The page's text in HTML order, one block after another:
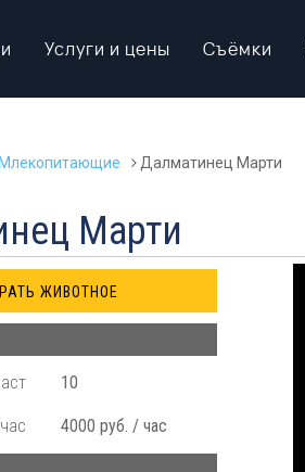
Услуги и цены Съёмки
Млекопитающие Далматинец Марти
Марти
10
4000 руб. / час